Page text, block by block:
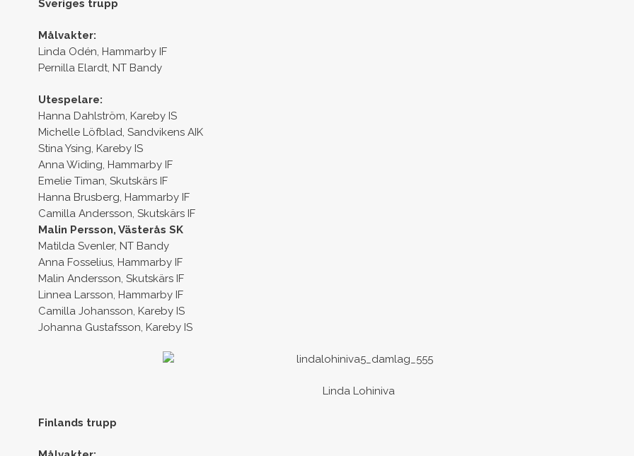
Sveriges trupp
Målvakter:
Linda Odén, Hammarby IF
Pernilla Elardt, NT Bandy
Utespelare:
Hanna Dahlström, Kareby IS
Michelle Löfblad, Sandvikens AIK
Stina Ysing, Kareby IS
Anna Widing, Hammarby IF
Emelie Timan, Skutskärs IF
Hanna Brusberg, Hammarby IF
Camilla Andersson, Skutskärs IF
Malin Persson, Västerås SK
Matilda Svenler, NT Bandy
Anna Fosselius, Hammarby IF
Malin Andersson, Skutskärs IF
Linnea Larsson, Hammarby IF
Camilla Johansson, Kareby IS
Johanna Gustafsson, Kareby IS
Linda Lohiniva
Finlands trupp